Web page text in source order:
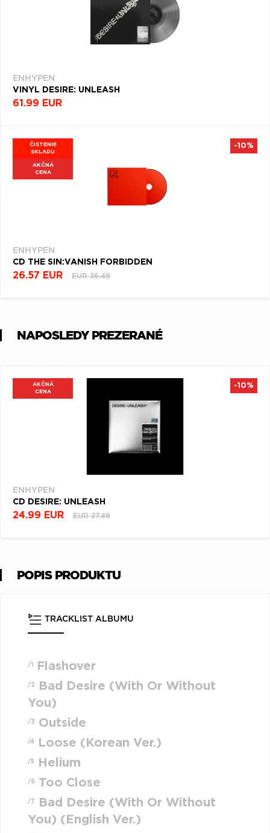
ENHYPEN
VINYL DESIRE: UNLEASH
61.99 EUR
ČISTENIE
SKLADU
AKČNÁ
CENA
ENHYPEN
CD THE SIN:VANISH FORBIDDEN
26.57 EUR EUR 36.49
-10%
NAPOSLEDY PREZERANÉ
AKČNÁ
CENA
ENHYPEN
CD DESIRE: UNLEASH
24.99 EUR EUR 27.49
-10%
POPIS PRODUKTU
TRACKLIST ALBUMU
/1 Flashover
/2
Bad Desire (With Or Without
You)
/3 Outside
/4 Loose (Korean Ver.)
/5 Helium
/6 Too Close
/7
Bad Desire (With Or Without
You) (English Ver.)